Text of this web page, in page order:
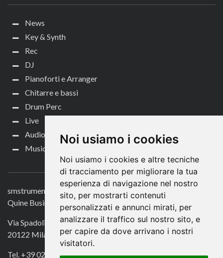
Noi usiamo i cookies
Noi usiamo i cookies e altre tecniche
di tracciamento per migliorare la tua
esperienza di navigazione nel nostro
sito, per mostrarti contenuti
personalizzati e annunci mirati, per
analizzare il traffico sul nostro sito, e
per capire da dove arrivano i nostri
visitatori.
News
Key & Synth
Rec
DJ
Pianoforti e Arranger
Chitarre e bassi
Drum Perc
Live
Audio per video
Music Life
CONTATTACI
smstrumentimusicali.it
Quine Business Publisher
Via Spadolini 7
20122 Milano
Tel. +39 02 49756990